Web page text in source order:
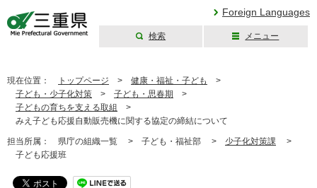
Foreign Languages
検索 メニュー
現在位置： トップページ > 健康・福祉・子ども
>
子ども・少子化対策 > 子ども・思春期 >
子どもの育ちを支える取組
>
みえ子ども応援自動販売機に関する協定の締結について
担当所属： 県庁の組織一覧 > 子ども・福祉部 > 少子化対策課 >
子ども応援班